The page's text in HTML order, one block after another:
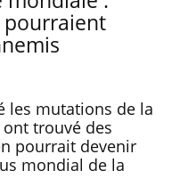
pourraient
les mutations de la
trouvé des
pourrait devenir
mondial de la